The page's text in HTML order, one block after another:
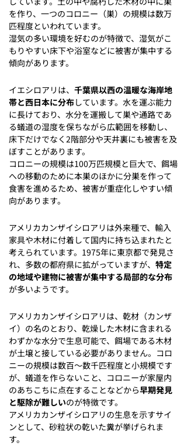
を作り、一つのコロニー（巣）の規模は数万
匹程度といわれています。
湿気の多い環境を好むのが特徴で、湿気がこ
もりやすい床下や浴室などに被害が集中する
傾向があります。
イエシロアリは、 千葉県以西の温暖な海岸地
帯と西日本に分布しています。水を運ぶ能力
に長けており、水分を運搬して巣や通路であ
る蟻道の湿度を保ちながら広範囲を移動し、
床下だけでなく2階部分や天井裏にも被害を及
ぼすことがあります。
コロニーの規模は100万匹規模と巨大で、餌場
への移動のために本巣のほかに分巣を作って
食害を進めるため、被害が重症化しやすい傾
向があります。
アメリカカンザイシロアリは外来種で、輸入
家具や木材に付着して国内に持ち込まれたと
考えられています。1975年に東京都で発見さ
れ、多数の都府県に拡がっていますが、 特定
の地域や建物に被害が集中する局部的な分布
が多いようです。
アメリカカンザイシロアリは、乾材（カンザ
イ）の名のとおり、乾燥した木材に含まれる
わずかな水分で生息可能で、餌場である木材
が土壌と接している必要がありません。コロ
ニーの規模は数百〜数千匹程度と小規模です
が、蟻道を作らないこと、コロニーが家屋内
のあちこちに点在することなどから早期発見
と駆除が難しいのが特徴です。
アメリカカンザイシロアリの生息を示すサイ
ンとして、砂粒状の乾いた糞が挙げられま
す。